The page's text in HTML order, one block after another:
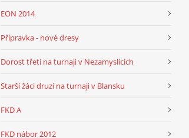
EON 2014
Přípravka - nové dresy
Dorost třetí na turnaji v Nezamyslicích
Starší žáci druzí na turnaji v Blansku
FKD A
FKD nábor 2012